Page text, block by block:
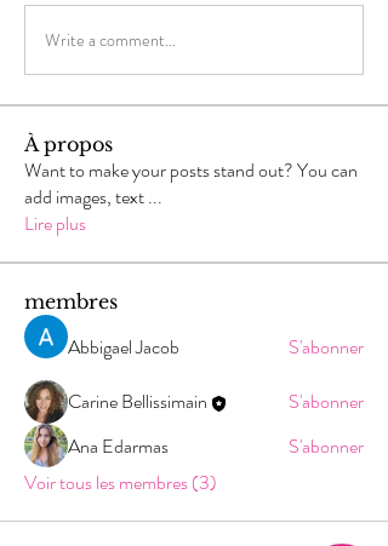
Write a comment...
À propos
Want to make your posts stand out? You can
add images, text...
Lire plus
membres
Abbigael Jacob
S'abonner
Carine Bellissimain
S'abonner
Ana Edarmas
S'abonner
Voir tous les membres (3)